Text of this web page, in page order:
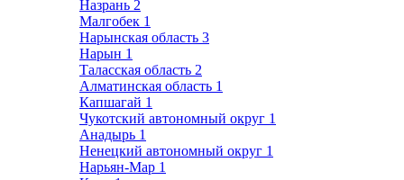
Назрань 2
Малгобек 1
Нарынская область 3
Нарын 1
Таласская область 2
Алматинская область 1
Капшагай 1
Чукотский автономный округ 1
Анадырь 1
Ненецкий автономный округ 1
Нарьян-Мар 1